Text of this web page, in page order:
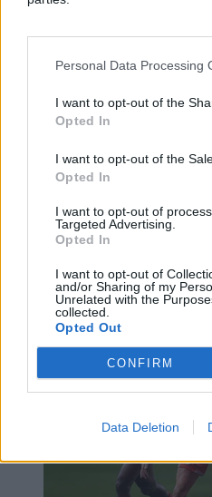
Personal Data Processing
I want to opt-out of the
Opted In
I want to opt-out of the
Opted In
I want to opt-out of
Targeted Advertising.
Opted In
I want to opt-out of
and/or Sharing of my
Unrelated with the
collected.
Opted Out
CONFIRM
Data Deletion
3 min
Reklama
Świat